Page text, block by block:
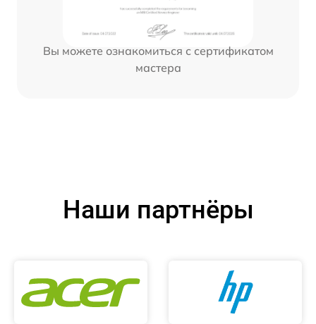
Вы можете ознакомиться с сертификатом
мастера
Наши партнёры